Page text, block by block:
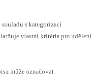
s kategorizací
vlastní kritéria pro udělení
může označovat